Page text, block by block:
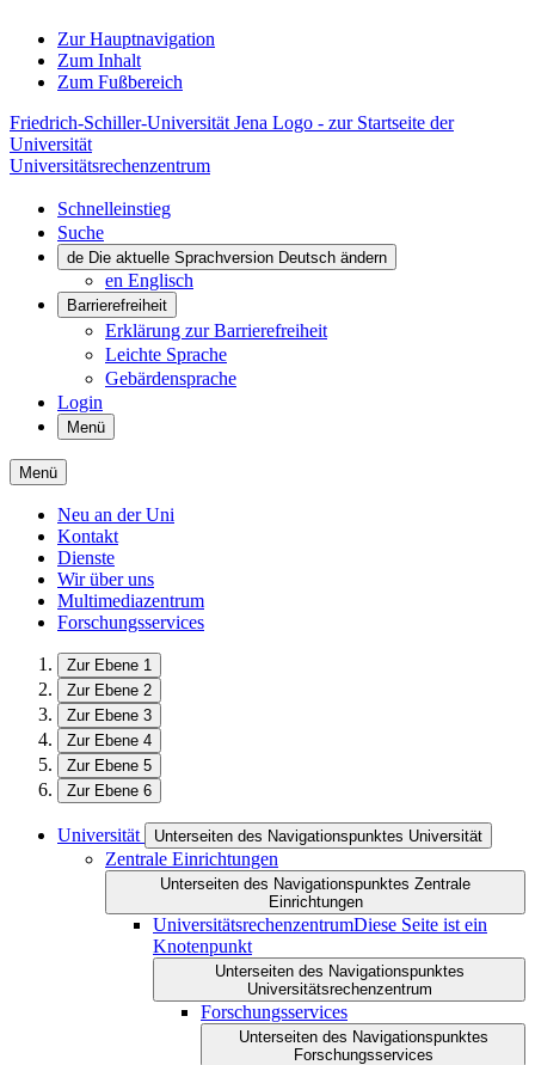
Zur Hauptnavigation
Zum Inhalt
Zum Fußbereich
Friedrich-Schiller-Universität Jena Logo - zur Startseite der
Universität
Universitätsrechenzentrum
Schnelleinstieg
Suche
de Die aktuelle Sprachversion Deutsch ändern
en Englisch
Barrierefreiheit
Erklärung zur Barrierefreiheit
Leichte Sprache
Gebärdensprache
Login
Menü
Menü
Neu an der Uni
Kontakt
Dienste
Wir über uns
Multimediazentrum
Forschungsservices
Zur Ebene 1
Zur Ebene 2
Zur Ebene 3
Zur Ebene 4
Zur Ebene 5
Zur Ebene 6
Universität Unterseiten des Navigationspunktes Universität
Zentrale Einrichtungen
Unterseiten des Navigationspunktes Zentrale
Einrichtungen
UniversitätsrechenzentrumDiese Seite ist ein
Knotenpunkt
Unterseiten des Navigationspunktes
Universitätsrechenzentrum
Forschungsservices
Unterseiten des Navigationspunktes
Forschungsservices